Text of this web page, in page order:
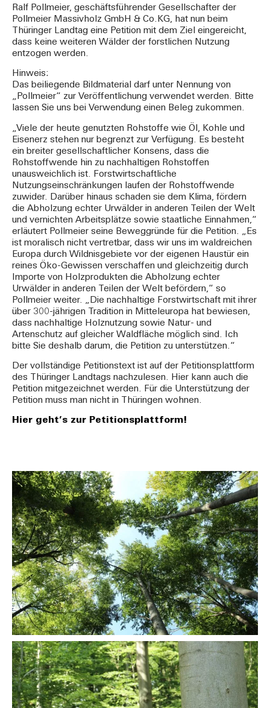
Ralf Pollmeier, geschäftsführender Gesellschafter der
Pollmeier Massivholz GmbH & Co.KG, hat nun beim
Thüringer Landtag eine Petition mit dem Ziel eingereicht,
dass keine weiteren Wälder der forstlichen Nutzung
entzogen werden.
Hinweis:
Das beiliegende Bildmaterial darf unter Nennung von
„Pollmeier“ zur Veröffentlichung verwendet werden. Bitte
lassen Sie uns bei Verwendung einen Beleg zukommen.
„Viele der heute genutzten Rohstoffe wie Öl, Kohle und
Eisenerz stehen nur begrenzt zur Verfügung. Es besteht
ein breiter gesellschaftlicher Konsens, dass die
Rohstoffwende hin zu nachhaltigen Rohstoffen
unausweichlich ist. Forstwirtschaftliche
Nutzungseinschränkungen laufen der Rohstoffwende
zuwider. Darüber hinaus schaden sie dem Klima, fördern
die Abholzung echter Urwälder in anderen Teilen der Welt
und vernichten Arbeitsplätze sowie staatliche Einnahmen,“
erläutert Pollmeier seine Beweggründe für die Petition. „Es
ist moralisch nicht vertretbar, dass wir uns im waldreichen
Europa durch Wildnisgebiete vor der eigenen Haustür ein
reines Öko-Gewissen verschaffen und gleichzeitig durch
Importe von Holzprodukten die Abholzung echter
Urwälder in anderen Teilen der Welt befördern,“ so
Pollmeier weiter. „Die nachhaltige Forstwirtschaft mit ihrer
über 300-jährigen Tradition in Mitteleuropa hat bewiesen,
dass nachhaltige Holznutzung sowie Natur- und
Artenschutz auf gleicher Waldfläche möglich sind. Ich
bitte Sie deshalb darum, die Petition zu unterstützen.“
Der vollständige Petitionstext ist auf der Petitionsplattform
des Thüringer Landtags nachzulesen. Hier kann auch die
Petition mitgezeichnet werden. Für die Unterstützung der
Petition muss man nicht in Thüringen wohnen.
Hier geht’s zur Petitionsplattform!